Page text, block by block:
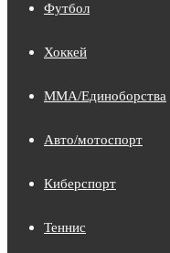
Футбол
Хоккей
MMA/Единоборства
Авто/мотоспорт
Киберспорт
Теннис